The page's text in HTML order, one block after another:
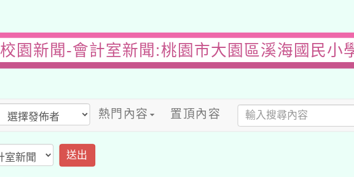
校園新聞-會計室新聞:桃園市大園區溪海國民小
熱門內容 置頂內容
送出